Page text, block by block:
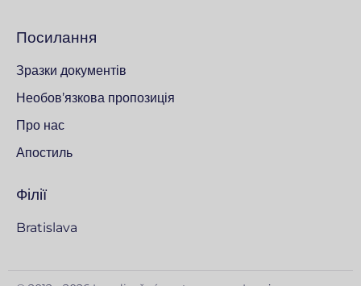
Посилання
Зразки документів
Необов’язкова пропозиція
Про нас
Апостиль
Філії
Bratislava